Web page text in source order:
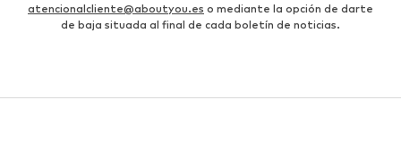
atencionalcliente@aboutyou.es o mediante la opción de darte
de baja situada al final de cada boletín de noticias.